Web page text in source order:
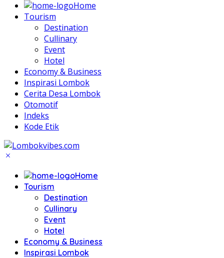
Home
Tourism
Destination
Cullinary
Event
Hotel
Economy & Business
Inspirasi Lombok
Cerita Desa Lombok
Otomotif
Indeks
Kode Etik
Home
Tourism
Destination
Cullinary
Event
Hotel
Economy & Business
Inspirasi Lombok